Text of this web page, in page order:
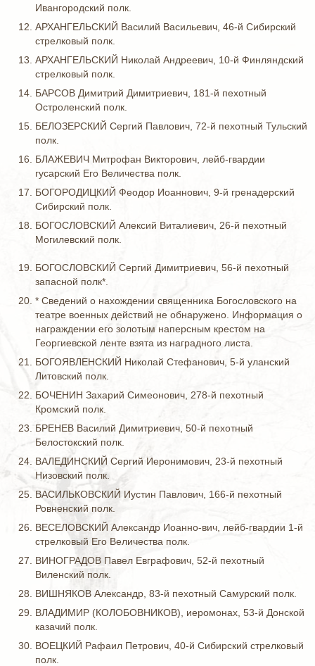
Ивангородский полк.
АРХАНГЕЛЬСКИЙ Василий Васильевич, 46-й Сибирский
стрелковый полк.
АРХАНГЕЛЬСКИЙ Николай Андреевич, 10-й Финляндский
стрелковый полк.
БАРСОВ Димитрий Димитриевич, 181-й пехотный
Остроленский полк.
БЕЛОЗЕРСКИЙ Сергий Павлович, 72-й пехотный Тульский
полк.
БЛАЖЕВИЧ Митрофан Викторович, лейб-гвардии
гусарский Его Величества полк.
БОГОРОДИЦКИЙ Феодор Иоаннович, 9-й гренадерский
Сибирский полк.
БОГОСЛОВСКИЙ Алексий Виталиевич, 26-й пехотный
Могилевский полк.
БОГОСЛОВСКИЙ Сергий Димитриевич, 56-й пехотный
запасной полк*.
* Сведений о нахождении священника Богословского на
театре военных действий не обнаружено. Информация о
награждении его золотым наперсным крестом на
Георгиевской ленте взята из наградного листа.
БОГОЯВЛЕНСКИЙ Николай Стефанович, 5-й уланский
Литовский полк.
БОЧЕНИН Захарий Симеонович, 278-й пехотный
Кромский полк.
БРЕНЕВ Василий Димитриевич, 50-й пехотный
Белостокский полк.
ВАЛЕДИНСКИЙ Сергий Иеронимович, 23-й пехотный
Низовский полк.
ВАСИЛЬКОВСКИЙ Иустин Павлович, 166-й пехотный
Ровненский полк.
ВЕСЕЛОВСКИЙ Александр Иоанно-вич, лейб-гвардии 1-й
стрелковый Его Величества полк.
ВИНОГРАДОВ Павел Евграфович, 52-й пехотный
Виленский полк.
ВИШНЯКОВ Александр, 83-й пехотный Самурский полк.
ВЛАДИМИР (КОЛОБОВНИКОВ), иеромонах, 53-й Донской
казачий полк.
ВОЕЦКИЙ Рафаил Петрович, 40-й Сибирский стрелковый
полк.